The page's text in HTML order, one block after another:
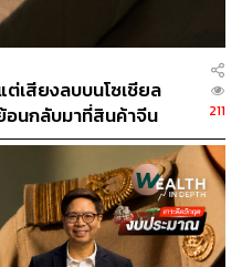
เสียงลบบนโซเชียล
อนกลับมาที่สินค้าจีน
หว
211